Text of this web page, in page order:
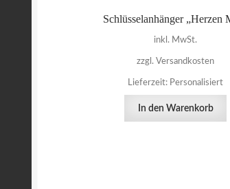
Schlüsselanhänger „Herzen
inkl. MwSt.
zzgl. Versandkosten
Lieferzeit: Personalisiert
In den Warenkorb